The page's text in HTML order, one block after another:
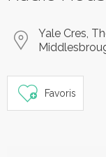
Yale Cres,
Favoris